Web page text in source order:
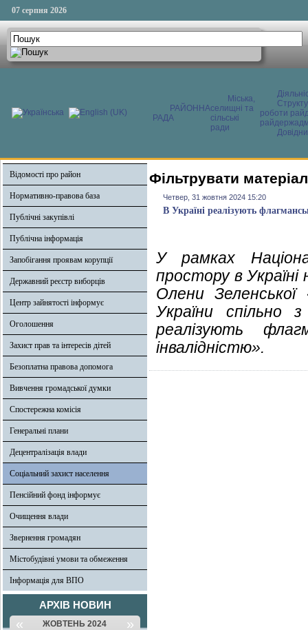
07 серпня 2026
РАЙОННА
РАДА
Міська,
селищні та
сільські
ради
роботи
Відомості про район
Нормативно-правова база
Публічні закупівлі
Публічна інформація
Запобігання проявам корупції
Державний реєстр виборців
Центр зайнятості інформує
Оголошення
Захист прав та інтересів дітей
Безоплатна правова допомога
Вивчення громадської думки
Спостережна комісія
Генеральні плани
Децентралізація влади
Соціальний захист населення
Пенсійний фонд інформує
Очищення влади
Звернення громадян
Містобудівні умови та обмеження
Інформація для ВПО
АРХІВ НОВИН
« ЖОВТЕНЬ 2024 »
Фільтрувати
Четвер, 31 жовтня 2024 15:20
В Україні реалізують
У рамках
простору в Україні
Олени Зеленської
України спільно
реалізують
інвалідністю».